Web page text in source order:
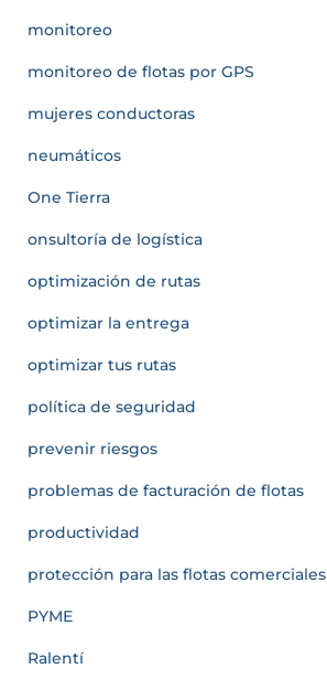
monitoreo
monitoreo de flotas por GPS
mujeres conductoras
neumáticos
One Tierra
onsultoría de logística
optimización de rutas
optimizar la entrega
optimizar tus rutas
política de seguridad
prevenir riesgos
problemas de facturación de flotas
productividad
protección para las flotas comerciales
PYME
Ralentí